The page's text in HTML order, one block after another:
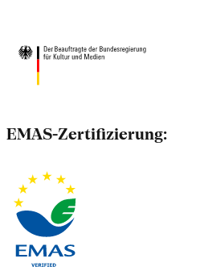
EMAS-Zertifizierung: